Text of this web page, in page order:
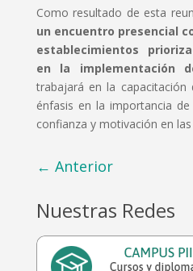
Como resultado de esta
un encuentro presencial
establecimientos
en la implementación
trabajará en la
énfasis en la importancia
confianza y motivación en
← Anterior
Nuestras Redes